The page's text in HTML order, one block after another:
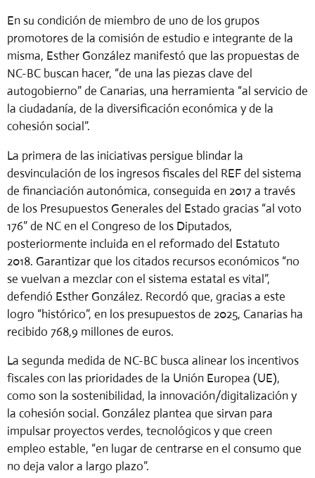
En su condición de miembro de uno de los grupos
promotores de la comisión de estudio e integrante de la
misma, Esther González manifestó que las propuestas de
NC-BC buscan hacer, “de una las piezas clave del
autogobierno” de Canarias, una herramienta “al servicio de
la ciudadanía, de la diversificación económica y de la
cohesión social”.
La primera de las iniciativas persigue blindar la
desvinculación de los ingresos fiscales del REF del sistema
de financiación autonómica, conseguida en 2017 a través
de los Presupuestos Generales del Estado gracias “al voto
176” de NC en el Congreso de los Diputados,
posteriormente incluida en el reformado del Estatuto
2018. Garantizar que los citados recursos económicos “no
se vuelvan a mezclar con el sistema estatal es vital”,
defendió Esther González. Recordó que, gracias a este
logro “histórico”, en los presupuestos de 2025, Canarias ha
recibido 768,9 millones de euros.
La segunda medida de NC-BC busca alinear los incentivos
fiscales con las prioridades de la Unión Europea (UE),
como son la sostenibilidad, la innovación/digitalización y
la cohesión social. González plantea que sirvan para
impulsar proyectos verdes, tecnológicos y que creen
empleo estable, “en lugar de centrarse en el consumo que
no deja valor a largo plazo”.